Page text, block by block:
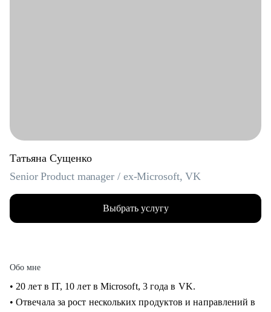
Татьяна Сущенко
Senior Product manager / ex-Microsoft, VK
Выбрать услугу
Обо мне
• 20 лет в IT, 10 лет в Microsoft, 3 года в VK.
• Отвечала за рост нескольких продуктов и направлений в